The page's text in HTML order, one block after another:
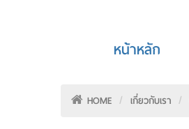
หน้าหลัก
HOME เกี่ยวกับเรา